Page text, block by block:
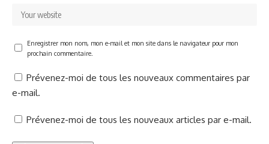
Enregistrer mon nom, mon e-mail et mon site dans le navigateur pour mon
prochain commentaire.
Prévenez-moi de tous les nouveaux commentaires par
e-mail.
Prévenez-moi de tous les nouveaux articles par e-mail.